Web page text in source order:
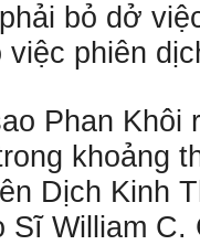
bỏ dở
phiên
Phan Khôi
khoảng
Dịch Kinh
Sĩ William C.